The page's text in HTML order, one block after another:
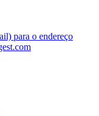
para o endereço